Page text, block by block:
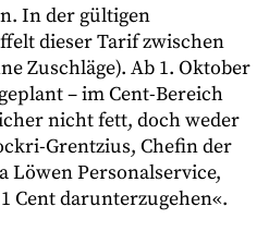
In der gültigen
dieser Tarif zwischen
Zuschläge). Ab 1. Oktober
– im Cent-Bereich
nicht fett, doch weder
Grentzius, Chefin der
Löwen Personalservice,
Cent darunterzugehen«.